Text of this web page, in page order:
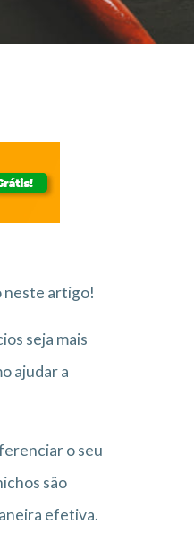
neste artigo!
seja mais
ajudar a
o seu
são
efetiva.